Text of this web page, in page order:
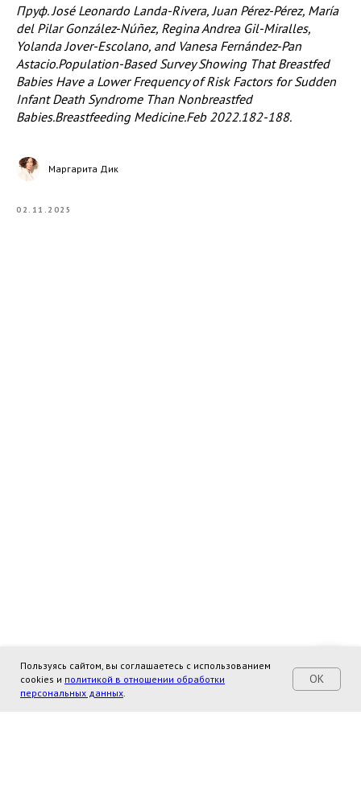
Пруф. José Leonardo Landa-Rivera, Juan Pérez-Pérez, María
del Pilar González-Núñez, Regina Andrea Gil-Miralles,
Yolanda Jover-Escolano, and Vanesa Fernández-Pan
Astacio.Population-Based Survey Showing That Breastfed
Babies Have a Lower Frequency of Risk Factors for Sudden
Infant Death Syndrome Than Nonbreastfed
Babies.Breastfeeding Medicine.Feb 2022.182-188.
Маргарита Дик
02.11.2025
Пользуясь сайтом, вы соглашаетесь с использованием
cookies и политикой в отношении обработки
персональных данных.
OK